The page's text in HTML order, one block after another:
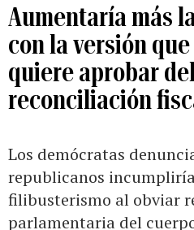
Aumentaría más
con la versión
quiere aprobar
reconciliación
Los demócratas
republicanos
filibusterismo al obviar
parlamentaria del